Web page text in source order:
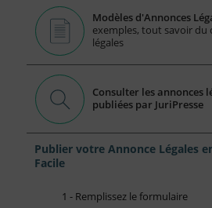
Modèles d'Annonces
exemples, tout savoir du
légales
Consulter les annonces
publiées par JuriPresse
Publier votre Annonce Légales
Facile
1 - Remplissez le formulaire